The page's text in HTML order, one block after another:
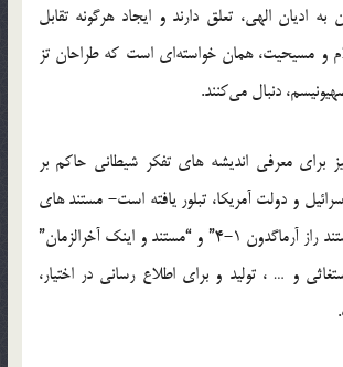
ادیان الهی،‌ تعلق‌ دارند و ایجاد هرگونه‌ تقابل‌
و مسیحیت، همان‌ خواسته‌ای‌ است‌ كه‌ طراحان‌ تز
دنبال‌ می‌كنند.
برای معرفی اندیشه های تفکر شیطانی حاکم بر
و دولت آمریکا، تبلور یافته است- مستند های
گوناگونی از جمله، “مستند راز آرماگدون 1-4” و “مستند و اینک آخرالزمان”
و … ، تولید و برای اطلاع رسانی در اختیار،